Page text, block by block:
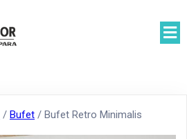
/ Bufet / Bufet Retro Minimalis